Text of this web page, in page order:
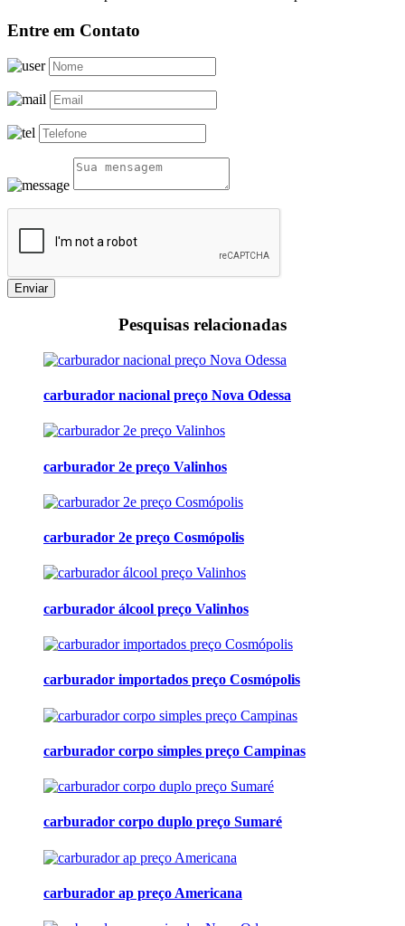
Entre em Contato
Enviar
Pesquisas relacionadas
carburador nacional preço Nova Odessa
carburador 2e preço Valinhos
carburador 2e preço Cosmópolis
carburador álcool preço Valinhos
carburador importados preço Cosmópolis
carburador corpo simples preço Campinas
carburador corpo duplo preço Sumaré
carburador ap preço Americana